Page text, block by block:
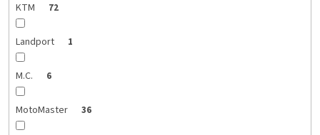
KTM 72
Landport 1
M.C. 6
MotoMaster 36